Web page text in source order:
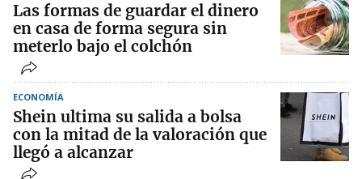
Las formas de guardar el dinero
en casa de forma segura sin
meterlo bajo el colchón
ECONOMÍA
Shein ultima su salida a bolsa
con la mitad de la valoración que
llegó a alcanzar